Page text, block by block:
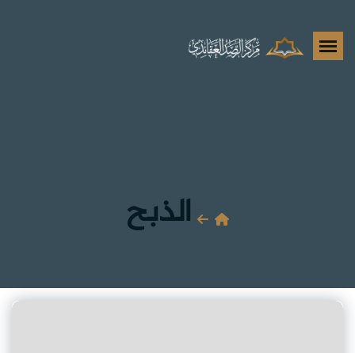
الذبح